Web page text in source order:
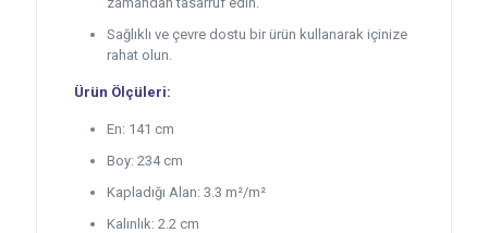
Sağlıklı ve çevre dostu bir ürün kullanarak içinize
rahat olun.
Ürün Ölçüleri:
En: 141 cm
Boy: 234 cm
Kapladığı Alan: 3.3 m²/m²
Kalınlık: 2.2 cm